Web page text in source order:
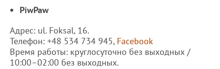
PiwPaw
Адрес: ul. Foksal, 16.
Телефон: +48 534 734 945, Facebook
Время работы: круглосуточно без выходных /
10:00–02:00 без выходных.